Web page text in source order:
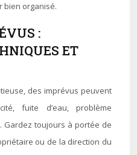
bien organisé.
:
ET
des imprévus peuvent
fuite d’eau, problème
toujours à portée de
ou de la direction du